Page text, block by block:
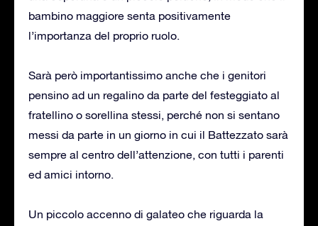
bambino maggiore senta positivamente
l’importanza del proprio ruolo.
Sarà però importantissimo anche che i genitori
pensino ad un regalino da parte del festeggiato al
fratellino o sorellina stessi, perché non si sentano
messi da parte in un giorno in cui il Battezzato sarà
sempre al centro dell’attenzione, con tutti i parenti
ed amici intorno.
Un piccolo accenno di galateo che riguarda la